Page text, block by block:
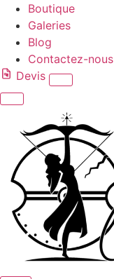
Boutique
Galeries
Blog
Contactez-nous
Devis